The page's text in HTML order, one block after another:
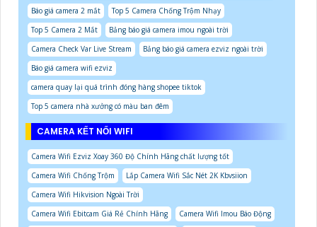
Báo giá camera 2 mắt
Top 5 Camera Chống Trộm Nhạy
Top 5 Camera 2 Mắt
Bảng báo giá camera imou ngoài trời
Camera Check Var Live Stream
Bảng báo giá camera ezviz ngoài trời
Báo giá camera wifi ezviz
camera quay lại quá trình đóng hàng shopee tiktok
Top 5 camera nhà xưởng có màu ban đêm
CAMERA KẾT NỐI WIFI
Camera Wifi Ezviz Xoay 360 Độ Chính Hãng chất lượng tốt
Camera Wifi Chống Trộm
Lắp Camera Wifi Sắc Nét 2K Kbvsiion
Camera Wifi Hikvision Ngoài Trời
Camera Wifi Ebitcam Giá Rẻ Chính Hãng
Camera Wifi Imou Báo Động